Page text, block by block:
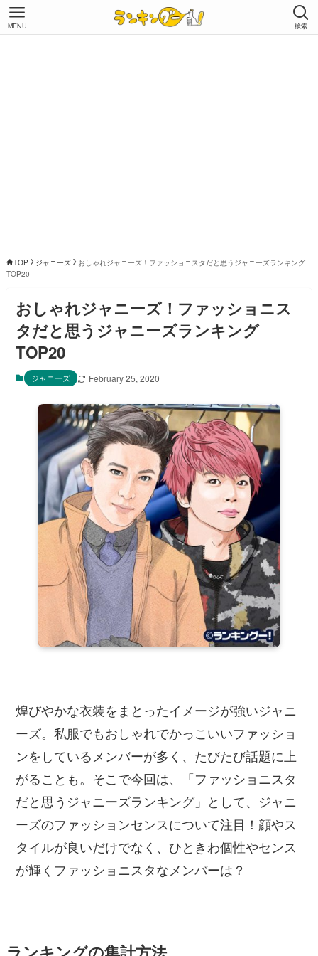
検索
MENU
TOP ジャニーズ
おしゃれジャニーズ！ファッショニスタだと思うジャニーズランキング
TOP20
おしゃれジャニーズ！ファッショニス
タだと思うジャニーズランキング
TOP20
ジャニーズ February 25, 2020
煌びやかな衣装をまとったイメージが強いジャニ
ーズ。私服でもおしゃれでかっこいいファッショ
ンをしているメンバーが多く、たびたび話題に上
がることも。そこで今回は、「ファッショニスタ
だと思うジャニーズランキング」として、ジャニ
ーズのファッションセンスについて注目！顔やス
タイルが良いだけでなく、ひときわ個性やセンス
が輝くファッショニスタなメンバーは？